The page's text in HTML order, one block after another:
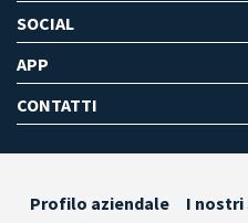
SOCIAL
APP
CONTATTI
Profilo aziendale I nostri